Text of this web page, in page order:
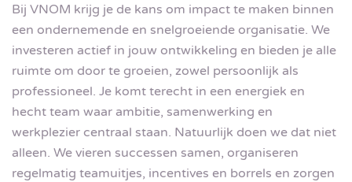
Bij VNOM krijg je de kans om impact te maken binnen
een ondernemende en snelgroeiende organisatie. We
investeren actief in jouw ontwikkeling en bieden je alle
ruimte om door te groeien, zowel persoonlijk als
professioneel. Je komt terecht in een energiek en
hecht team waar ambitie, samenwerking en
werkplezier centraal staan. Natuurlijk doen we dat niet
alleen. We vieren successen samen, organiseren
regelmatig teamuitjes, incentives en borrels en zorgen